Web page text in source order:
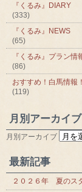
『くるみ』DIARY
(333)
『くるみ』NEWS
(65)
『くるみ』プラン情
(86)
おすすめ！白馬情報
(119)
月別アーカイブ
月別アーカイブ
最新記事
２０２６年 夏のス